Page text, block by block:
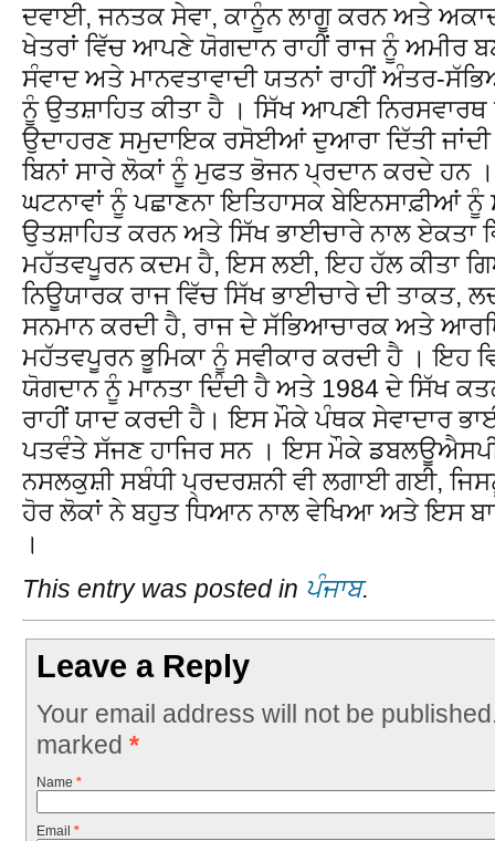
ਦਵਾਈ, ਜਨਤਕ ਸੇਵਾ, ਕਾਨੂੰਨ ਲਾਗੂ ਕਰਨ ਅਤੇ
ਖੇਤਰਾਂ ਵਿੱਚ ਆਪਣੇ ਯੋਗਦਾਨ ਰਾਹੀਂ ਰਾਜ ਨੂੰ
ਸੰਵਾਦ ਅਤੇ ਮਾਨਵਤਾਵਾਦੀ ਯਤਨਾਂ ਰਾਹੀਂ ਅੰਤਰ-
ਨੂੰ ਉਤਸ਼ਾਹਿਤ ਕੀਤਾ ਹੈ । ਸਿੱਖ ਆਪਣੀ
ਉਦਾਹਰਣ ਸਮੁਦਾਇਕ ਰਸੋਈਆਂ ਦੁਆਰਾ ਦਿੱਤੀ ਜਾਂਦੀ
ਬਿਨਾਂ ਸਾਰੇ ਲੋਕਾਂ ਨੂੰ ਮੁਫਤ ਭੋਜਨ ਪ੍ਰਦਾਨ ਕਰਦੇ ਹਨ
ਘਟਨਾਵਾਂ ਨੂੰ ਪਛਾਣਨਾ ਇਤਿਹਾਸਕ ਬੇਇਨਸਾਫ਼ੀਆਂ ਨੂੰ
ਉਤਸ਼ਾਹਿਤ ਕਰਨ ਅਤੇ ਸਿੱਖ ਭਾਈਚਾਰੇ ਨਾਲ
ਮਹੱਤਵਪੂਰਨ ਕਦਮ ਹੈ, ਇਸ ਲਈ, ਇਹ ਹੱਲ ਕੀਤਾ
ਨਿਊਯਾਰਕ ਰਾਜ ਵਿੱਚ ਸਿੱਖ ਭਾਈਚਾਰੇ ਦੀ ਤਾਕਤ,
ਸਨਮਾਨ ਕਰਦੀ ਹੈ, ਰਾਜ ਦੇ ਸੱਭਿਆਚਾਰਕ ਅਤੇ
ਮਹੱਤਵਪੂਰਨ ਭੂਮਿਕਾ ਨੂੰ ਸਵੀਕਾਰ ਕਰਦੀ ਹੈ । ਇਹ
ਯੋਗਦਾਨ ਨੂੰ ਮਾਨਤਾ ਦਿੰਦੀ ਹੈ ਅਤੇ 1984 ਦੇ ਸਿੱਖ
ਰਾਹੀਂ ਯਾਦ ਕਰਦੀ ਹੈ। ਇਸ ਮੌਕੇ ਪੰਥਕ ਸੇਵਾਦਾਰ
ਪਤਵੰਤੇ ਸੱਜਣ ਹਾਜਿਰ ਸਨ । ਇਸ ਮੌਕੇ
ਨਸਲਕੁਸ਼ੀ ਸਬੰਧੀ ਪ੍ਰਦਰਸ਼ਨੀ ਵੀ ਲਗਾਈ ਗਈ,
ਹੋਰ ਲੋਕਾਂ ਨੇ ਬਹੁਤ ਧਿਆਨ ਨਾਲ ਵੇਖਿਆ ਅਤੇ ਇਸ ਬਾਰੇ
।
This entry was posted in ਪੰਜਾਬ.
Leave a Reply
Your email address will not be
marked *
Name *
Email *